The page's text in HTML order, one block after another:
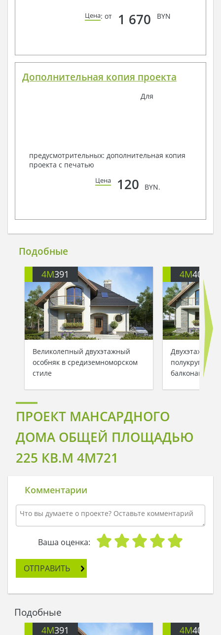
Цена: от 1 670 BYN
Дополнительная копия проекта
Для
предусмотрительных: дополнительная копия
проекта с печатью
Цена 120 BYN.
Подобные
4M391
Великолепный двухэтажный
особняк в средиземноморском
стиле
4M401
Двухэтажный
балконами
ПРОЕКТ МАНСАРДНОГО
ДОМА ОБЩЕЙ ПЛОЩАДЬЮ
225 КВ.М 4M721
Комментарии
Ваша оценка:
ОТПРАВИТЬ
Подобные
4M391 4M401